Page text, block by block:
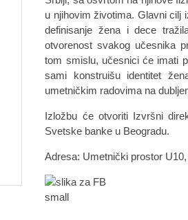
u njihovim životima. Glavni cilj
definisanje žena i dece
otvorenost svakog učesnika
tom smislu, učesnici će imati
sami konstruišu identitet
umetničkim radovima na
Izložbu će otvoriti Izvršni
Svetske banke u Beogradu.
Adresa: Umetnički prostor